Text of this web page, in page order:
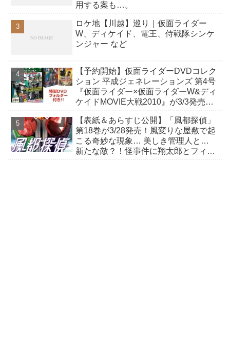
用する案も…。
ロケ地【川越】巡り｜仮面ライダー
W、ディケイド、電王、侍戦隊シンケ
ンジャー など
【予約開始】仮面ライダーDVDコレク
ション 平成ジェネレーションズ 第4号
『仮面ライダー×仮面ライダーW&ディ
ケイドMOVIE大戦2010』が3/3発売！
【表紙＆あらすじ公開】「風都探偵」
第18巻が3/28発売！風変りな屋敷で起
こる奇妙な現象… 美しき管理人と…
新たな敵？！怪事件に翔太郎とフィリ